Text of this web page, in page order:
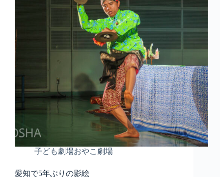
子ども劇場おやこ劇場
愛知で5年ぶりの影絵